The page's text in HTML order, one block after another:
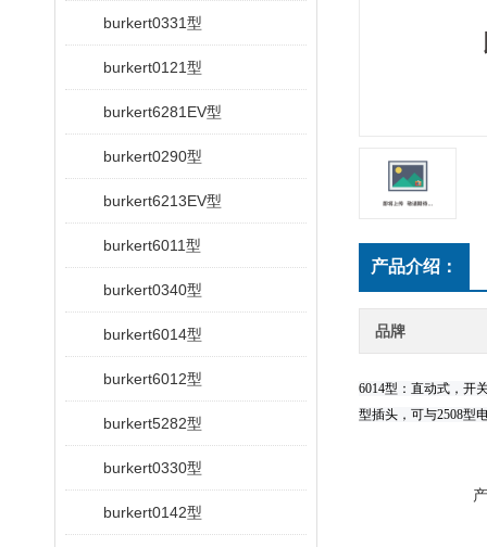
burkert0331型
burkert0121型
burkert6281EV型
burkert0290型
burkert6213EV型
burkert6011型
burkert0340型
burkert6014型
burkert6012型
burkert5282型
burkert0330型
burkert0142型
产品介绍：
品牌
6014型：直动式，开
型插头，可与2508型